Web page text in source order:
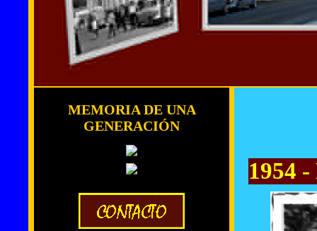
MEMORIA DE UNA
GENERACIÓN
1954